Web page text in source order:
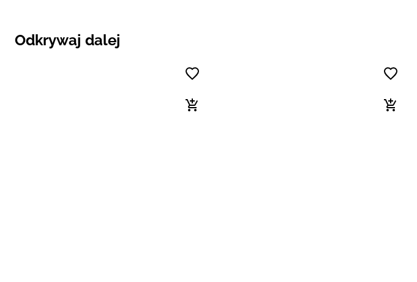
Odkrywaj dalej